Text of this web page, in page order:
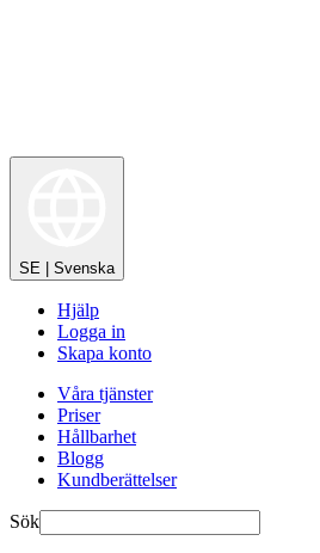
SE | Svenska
Hjälp
Logga in
Skapa konto
Våra tjänster
Priser
Hållbarhet
Blogg
Kundberättelser
Sök